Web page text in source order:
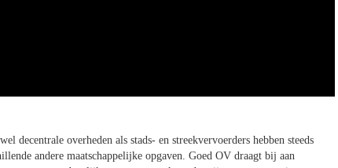
decentrale overheden als stads- en streekvervoerders hebben steeds
andere maatschappelijke opgaven. Goed OV draagt bij aan